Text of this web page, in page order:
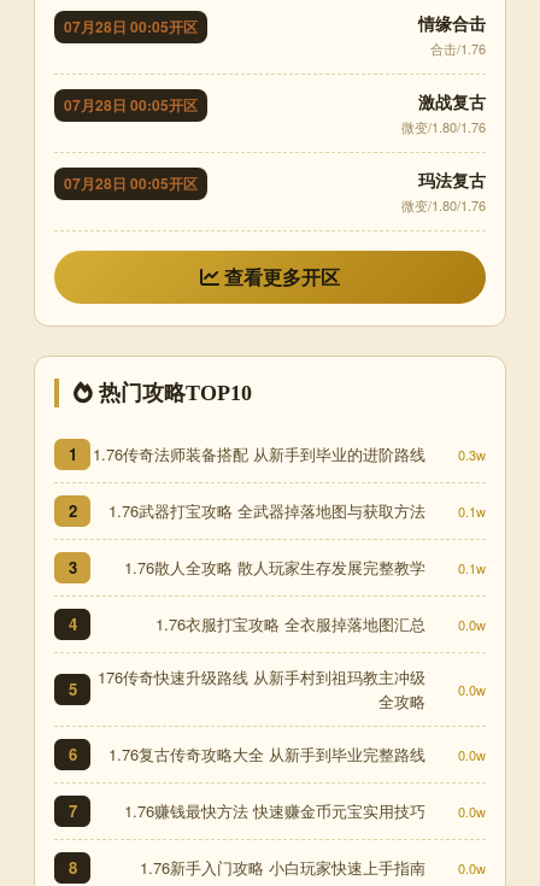
07月28日 00:05开区 情缘合击
合击/1.76
07月28日 00:05开区 激战复古
微变/1.80/1.76
07月28日 00:05开区 玛法复古
微变/1.80/1.76
查看更多开区
热门攻略TOP10
1 1.76传奇法师装备搭配 从新手到毕业的进阶路线 0.3w
2 1.76武器打宝攻略 全武器掉落地图与获取方法 0.1w
3 1.76散人全攻略 散人玩家生存发展完整教学 0.1w
4 1.76衣服打宝攻略 全衣服掉落地图汇总 0.0w
5
176传奇快速升级路线 从新手村到祖玛教主冲级
全攻略
0.0w
6 1.76复古传奇攻略大全 从新手到毕业完整路线 0.0w
7 1.76赚钱最快方法 快速赚金币元宝实用技巧 0.0w
8 1.76新手入门攻略 小白玩家快速上手指南 0.0w